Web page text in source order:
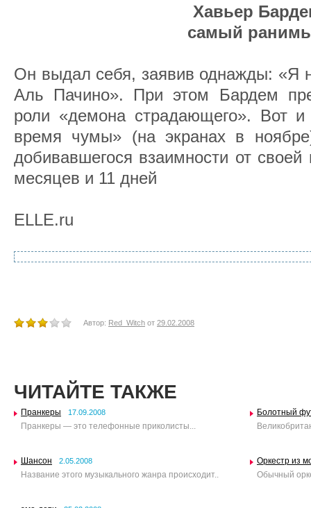
Хавьер
самый
Он выдал себя, заявив однажды: «Я
Аль Пачино». При этом Бардем
роли «демона страдающего». Вот
время чумы» (на экранах в
добивавшегося взаимности от
месяцев и 11 дней
ELLE.ru
Автор: Red_Witch от 29.02.2008
ЧИТАЙТЕ ТАКЖЕ
Пранкеры 17.09.2008
Пранкеры — это телефонные приколисты...
Болотный
Шансон 2.05.2008
Название этого музыкального жанра происходит..
Оркестр из
Обычный